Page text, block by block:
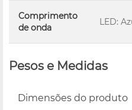
Comprimento
de onda
LED:
Pesos e Medidas
Dimensões do produto